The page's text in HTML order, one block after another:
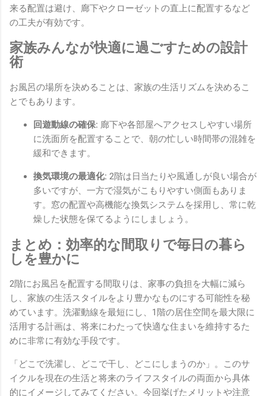
来る配置は避け、廊下やクローゼットの直上に配置するなど
の工夫が有効です。
家族みんなが快適に過ごすための設計
術
お風呂の場所を決めることは、家族の生活リズムを決めるこ
とでもあります。
回遊動線の確保: 廊下や各部屋へアクセスしやすい場所
に洗面所を配置することで、朝の忙しい時間帯の混雑を
緩和できます。
換気環境の最適化: 2階は日当たりや風通しが良い場合が
多いですが、一方で湿気がこもりやすい側面もありま
す。窓の配置や高機能な換気システムを採用し、常に乾
燥した状態を保てるようにしましょう。
まとめ：効率的な間取りで毎日の暮ら
しを豊かに
2階にお風呂を配置する間取りは、家事の負担を大幅に減ら
し、家族の生活スタイルをより豊かなものにする可能性を秘
めています。洗濯動線を最短にし、1階の居住空間を最大限に
活用する計画は、将来にわたって快適な住まいを維持するた
めに非常に有効な手段です。
「どこで洗濯し、どこで干し、どこにしまうのか」。このサ
イクルを現在の生活と将来のライフスタイルの両面から具体
的にイメージしてみてください。今回挙げたメリットや注意